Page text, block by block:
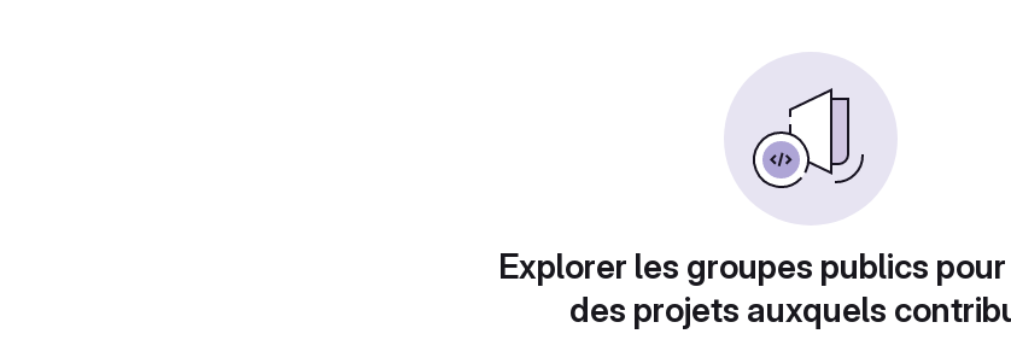
Explorer les groupes publics
des projets auxquels